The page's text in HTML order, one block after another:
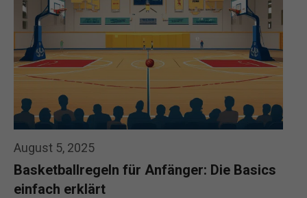
August 5, 2025
Basketballregeln für Anfänger: Die Basics
einfach erklärt